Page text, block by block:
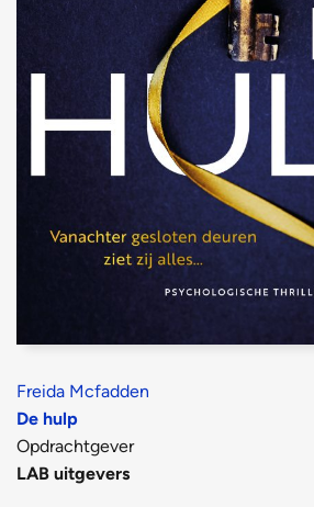
Freida Mcfadden
De hulp
Opdrachtgever
LAB uitgevers